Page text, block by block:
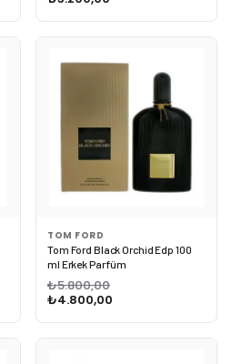
TOM FORD
Tom Ford Black Orchid Edp 100
ml Erkek Parfüm
₺5.800,00
₺4.800,00